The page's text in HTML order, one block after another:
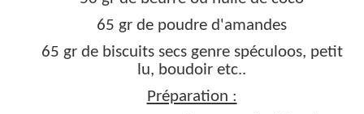
65 gr de poudre d'amandes
65 gr de biscuits secs genre spéculoos, petit
lu, boudoir etc..
Préparation :